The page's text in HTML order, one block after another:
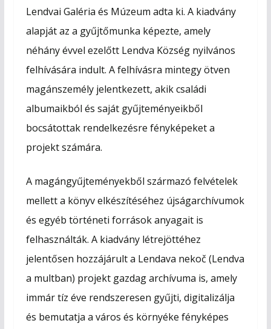
Lendvai Galéria és Múzeum adta ki. A kiadvány
alapját az a gyűjtőmunka képezte, amely
néhány évvel ezelőtt Lendva Község nyilvános
felhívására indult. A felhívásra mintegy ötven
magánszemély jelentkezett, akik családi
albumaikból és saját gyűjteményeikből
bocsátottak rendelkezésre fényképeket a
projekt számára.
A magángyűjteményekből származó felvételek
mellett a könyv elkészítéséhez újságarchívumok
és egyéb történeti források anyagait is
felhasználták. A kiadvány létrejöttéhez
jelentősen hozzájárult a Lendava nekoč (Lendva
a multban) projekt gazdag archívuma is, amely
immár tíz éve rendszeresen gyűjti, digitalizálja
és bemutatja a város és környéke fényképes